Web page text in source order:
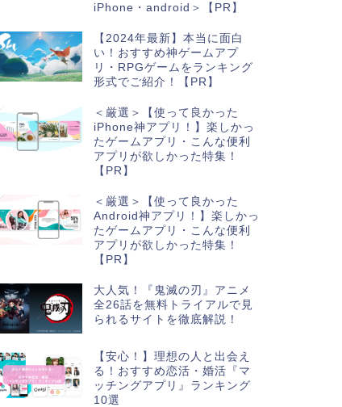
iPhone・android＞【PR】
【2024年最新】本当に面白
い！おすすめ神ゲームアプ
リ・RPGゲームをランキング
形式でご紹介！【PR】
＜厳選＞【使って良かった
iPhone神アプリ！】楽しかっ
たゲームアプリ・こんな便利
アプリが欲しかった特集！
【PR】
＜厳選＞【使って良かった
Android神アプリ！】楽しかっ
たゲームアプリ・こんな便利
アプリが欲しかった特集！
【PR】
大人気！『鬼滅の刃』アニメ
全26話を無料トライアルで見
られるサイトを徹底解説！
【安心！】理想の人と出会え
る！おすすめ恋活・婚活『マ
ッチングアプリ』ランキング
10選